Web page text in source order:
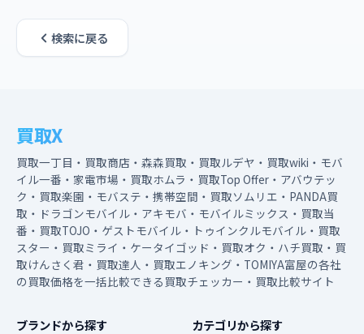
検索に戻る
買取X
買取一丁目・買取商店・森森買取・買取ルデヤ・買取wiki・モバ
イル一番・家電市場・買取ホムラ・買取Top Offer・アバウテッ
ク・買取楽園・モバステ・携帯空間・買取ソムリエ・PANDA買
取・ドラゴンモバイル・アキモバ・モバイルミックス・買取当
番・買取TOJO・ゲストモバイル・トゥインクルモバイル・買取
スター・買取ミライ・ケータイゴッド・買取オク・ハチ買取・買
取けんさく君・買取達人・買取エノキング・TOMIYA富屋の各社
の買取価格を一括比較できる買取チェッカー・買取比較サイト
ブランドから探す カテゴリから探す